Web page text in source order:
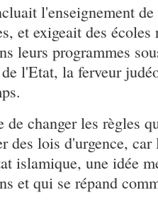
l'enseignement
et exigeait des
leurs programmes
l'Etat, la ferveur
de changer les règles
des lois d'urgence,
islamique, une idée
et qui se répand